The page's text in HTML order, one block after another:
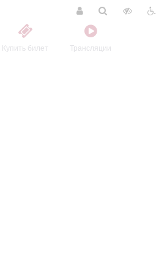
Купить билет Трансляции